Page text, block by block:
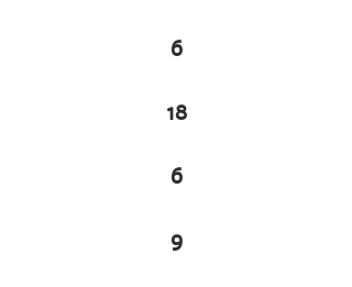
6
18
6
9